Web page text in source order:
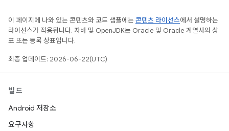
이 페이지에 나와 있는 콘텐츠와 코드 샘플에는 콘텐츠 라이선스에서 설명하는
라이선스가 적용됩니다. 자바 및 OpenJDK는 Oracle 및 Oracle 계열사의 상
표 또는 등록 상표입니다.
최종 업데이트: 2026-06-22(UTC)
빌드
Android 저장소
요구사항